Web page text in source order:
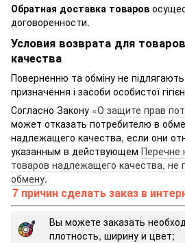
Обратная доставка товаров
договоренности.
Условия возврата для
качества
Поверненню та обміну не
призначення і засоби особистої
Согласно Закону «О защите прав
может отказать потребителю в
надлежащего качества, если они
указанным в действующем Перечне
товаров надлежащего качества, не
обмену.
7 причин сделать заказ в
Вы можете заказать
плотность, ширину и цвет;